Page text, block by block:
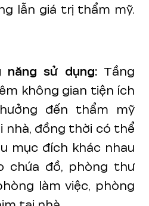
lẫn giá trị thẩm mỹ.
sử dụng: Tầng
không gian tiện ích
đến thẩm mỹ
nhà, đồng thời có thể
mục đích khác nhau
chứa đồ, phòng thư
làm việc, phòng